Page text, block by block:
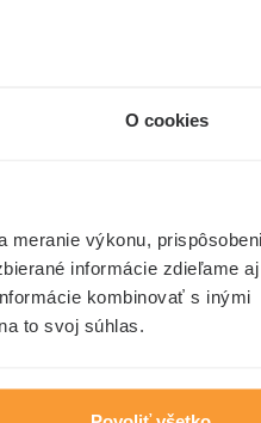
O cookies
meranie výkonu,
informácie zdieľame
kombinovať s inými
to svoj súhlas.